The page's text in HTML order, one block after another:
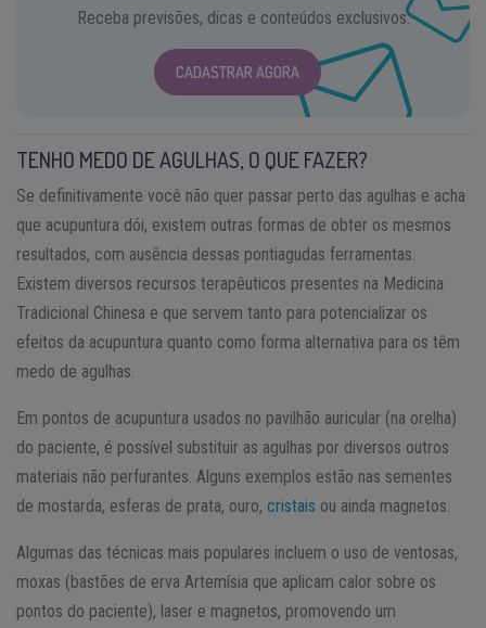
Receba previsões, dicas e conteúdos exclusivos.
CADASTRAR AGORA
TENHO MEDO DE AGULHAS, O QUE FAZER?
Se definitivamente você não quer passar perto das agulhas e acha
que acupuntura dói, existem outras formas de obter os mesmos
resultados, com ausência dessas pontiagudas ferramentas.
Existem diversos recursos terapêuticos presentes na Medicina
Tradicional Chinesa e que servem tanto para potencializar os
efeitos da acupuntura quanto como forma alternativa para os têm
medo de agulhas.
Em pontos de acupuntura usados no pavilhão auricular (na orelha)
do paciente, é possível substituir as agulhas por diversos outros
materiais não perfurantes. Alguns exemplos estão nas sementes
de mostarda, esferas de prata, ouro, cristais ou ainda magnetos.
Algumas das técnicas mais populares incluem o uso de ventosas,
moxas (bastões de erva Artemísia que aplicam calor sobre os
pontos do paciente), laser e magnetos, promovendo um